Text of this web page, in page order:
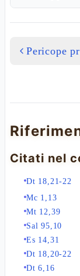
Pericope
Citati nel
Dt 18,21-22
Mc 1,13
Mt 12,39
Sal 95,10
Es 14,31
Dt 18,20-22
Dt 6,16